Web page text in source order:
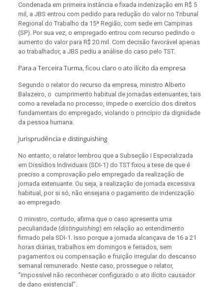
Condenada em primeira instância e fixada indenização em R$ 5
mil, a JBS entrou com pedido para redução do valor no Tribunal
Regional do Trabalho da 15ª Região, com sede em Campinas
(SP). Por sua vez, o empregado entrou com recurso pedindo o
aumento do valor para R$ 20 mil. Com decisão favorável apenas
ao trabalhador, a JBS pediu a análise do caso pelo TST.
Para a Terceira Turma, ficou claro o ato ilícito da empresa
Segundo o relator do recurso da empresa, ministro Alberto
Balazeiro, o cumprimento habitual de jornadas extenuantes, tais
como a revelada no processo, impede o exercício dos direitos
fundamentais do empregado, violando o princípio da dignidade
da pessoa humana.
Jurisprudência e distinguishing
No entanto, o relator lembrou que a Subseção I Especializada
em Dissídios Individuais (SDI-1) do TST fixou a tese de que é
preciso a comprovação pelo empregado da realização de
jornada extenuante. Ou seja, a realização de jornada excessiva
habitual, por si só, não ensejaria o pagamento de indenização
ao empregado.
O ministro, contudo, afirma que o caso apresenta uma
peculiaridade (distinguishing) em relação ao entendimento
firmado pela SDI-1. Isso porque a jornada alcançava de 16 a 21
horas diárias, trabalhos em domingos e feriados, sem
pagamentos ou compensação e fruição irregular do descanso
semanal remunerado. Neste caso, prossegue o relator,
“impossível não reconhecer configurado o ato ilícito causador
de dano existencial”.